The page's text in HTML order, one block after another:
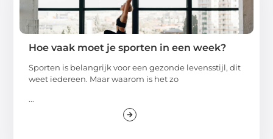
Hoe vaak moet je sporten in een week?
Sporten is belangrijk voor een gezonde levensstijl, dit
weet iedereen. Maar waarom is het zo
...